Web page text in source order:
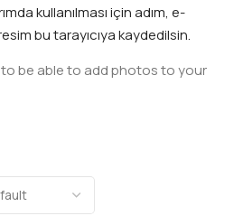
kullanılması için adım, e-
bu tarayıcıya kaydedilsin.
be able to add photos to your